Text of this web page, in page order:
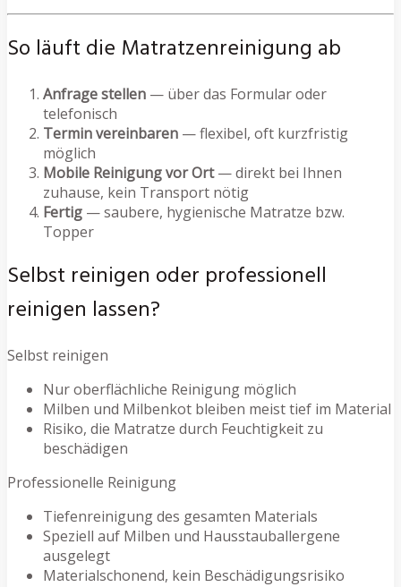
So läuft die Matratzenreinigung ab
Anfrage stellen — über das Formular oder
telefonisch
Termin vereinbaren — flexibel, oft kurzfristig
möglich
Mobile Reinigung vor Ort— direkt bei Ihnen
zuhause, kein Transport nötig
Fertig — saubere, hygienische Matratze bzw.
Topper
Selbst reinigen oder professionell
reinigen lassen?
Selbst reinigen
Nur oberflächliche Reinigung möglich
Milben und Milbenkot bleiben meist tief im Material
Risiko, die Matratze durch Feuchtigkeit zu
beschädigen
Professionelle Reinigung
Tiefenreinigung des gesamten Materials
Speziell auf Milben und Hausstauballergene
ausgelegt
Materialschonend, kein Beschädigungsrisiko